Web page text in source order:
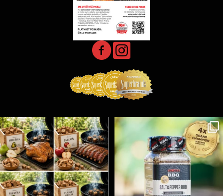
Udící špalíky - BORN TO SMOKE - různé druhy k...
5 0
Koření Suncity – autentická BBQ chuť u vás doma!...
1 0